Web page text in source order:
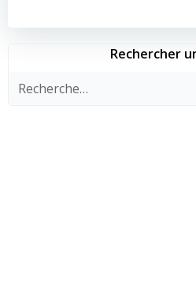
de
l’articleRechercher